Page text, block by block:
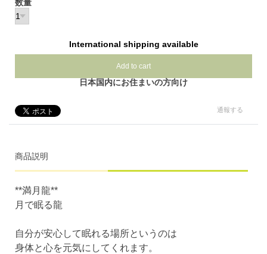
数量
International shipping available
Add to cart
日本国内にお住まいの方向け
通報する
商品説明
**満月龍**
月で眠る龍
自分が安心して眠れる場所というのは
身体と心を元気にしてくれます。